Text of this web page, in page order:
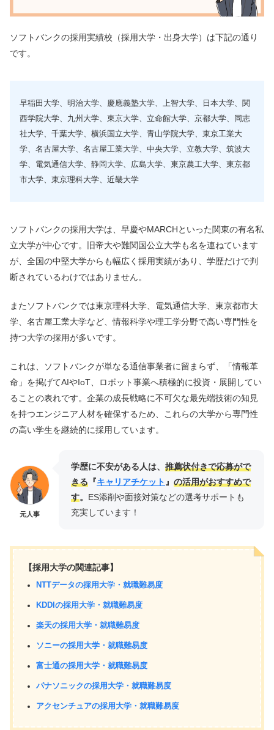
ソフトバンクの採用実績校（採用大学・出身大学）は下記の通り
です。
早稲田大学、明治大学、慶應義塾大学、上智大学、日本大学、関
西学院大学、九州大学、東京大学、立命館大学、京都大学、同志
社大学、千葉大学、横浜国立大学、青山学院大学、東京工業大
学、名古屋大学、名古屋工業大学、中央大学、立教大学、筑波大
学、電気通信大学、静岡大学、広島大学、東京農工大学、東京都
市大学、東京理科大学、近畿大学
ソフトバンクの採用大学は、早慶やMARCHといった関東の有名私
立大学が中心です。旧帝大や難関国公立大学も名を連ねています
が、全国の中堅大学からも幅広く採用実績があり、学歴だけで判
断されているわけではありません。
またソフトバンクでは東京理科大学、電気通信大学、東京都市大
学、名古屋工業大学など、情報科学や理工学分野で高い専門性を
持つ大学の採用が多いです。
これは、ソフトバンクが単なる通信事業者に留まらず、「情報革
命」を掲げてAIやIoT、ロボット事業へ積極的に投資・展開してい
ることの表れです。企業の成長戦略に不可欠な最先端技術の知見
を持つエンジニア人材を確保するため、これらの大学から専門性
の高い学生を継続的に採用しています。
元人事
学歴に不安がある人は、 推薦状付きで応募がで
きる 『キャリアチケット 』 の活用がおすすめで
す。
ES添削や面接対策などの選考サポートも
充実しています！
【採用大学の関連記事】
NTTデータの採用大学・就職難易度
KDDIの採用大学・就職難易度
楽天の採用大学・就職難易度
ソニーの採用大学・就職難易度
富士通の採用大学・就職難易度
パナソニックの採用大学・就職難易度
アクセンチュアの採用大学・就職難易度